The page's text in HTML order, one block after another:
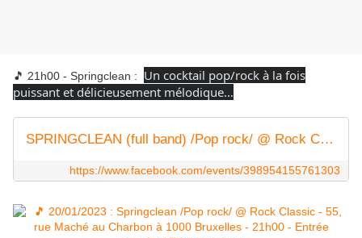
🎵 21h00 - Springclean : Un cocktail pop/rock à la fois
puissant et délicieusement mélodique…
SPRINGCLEAN (full band) /Pop rock/ @ Rock Classic - 20/01/2023
https://www.facebook.com/events/398954155761303